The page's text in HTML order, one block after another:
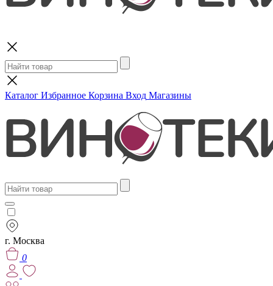
Каталог Избранное Корзина Вход Магазины
г. Москва
0